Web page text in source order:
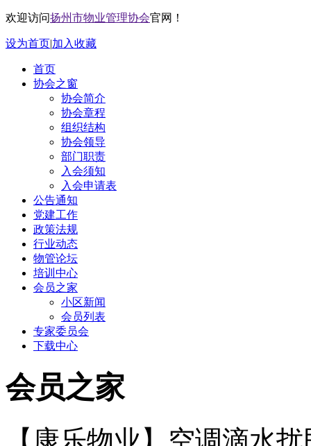
欢迎访问扬州市物业管理协会官网！
设为首页|加入收藏
首页
协会之窗
协会简介
协会章程
组织结构
协会领导
部门职责
入会须知
入会申请表
公告通知
党建工作
政策法规
行业动态
物管论坛
培训中心
会员之家
小区新闻
会员列表
专家委员会
下载中心
会员之家
【康乐物业】空调滴水